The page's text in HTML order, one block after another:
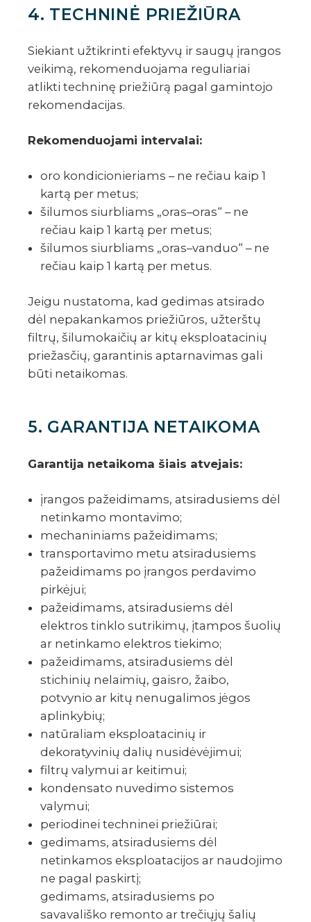
4. TECHNINĖ PRIEŽIŪRA
Siekiant užtikrinti efektyvų ir saugų įrangos
veikimą, rekomenduojama reguliariai
atlikti techninę priežiūrą pagal gamintojo
rekomendacijas.
Rekomenduojami intervalai:
oro kondicionieriams – ne rečiau kaip 1
kartą per metus;
šilumos siurbliams „oras–oras“ – ne
rečiau kaip 1 kartą per metus;
šilumos siurbliams „oras–vanduo“ – ne
rečiau kaip 1 kartą per metus.
Jeigu nustatoma, kad gedimas atsirado
dėl nepakankamos priežiūros, užterštų
filtrų, šilumokaičių ar kitų eksploatacinių
priežasčių, garantinis aptarnavimas gali
būti netaikomas.
5. GARANTIJA NETAIKOMA
Garantija netaikoma šiais atvejais:
įrangos pažeidimams, atsiradusiems dėl
netinkamo montavimo;
mechaniniams pažeidimams;
transportavimo metu atsiradusiems
pažeidimams po įrangos perdavimo
pirkėjui;
pažeidimams, atsiradusiems dėl
elektros tinklo sutrikimų, įtampos šuolių
ar netinkamo elektros tiekimo;
pažeidimams, atsiradusiems dėl
stichinių nelaimių, gaisro, žaibo,
potvynio ar kitų nenugalimos jėgos
aplinkybių;
natūraliam eksploatacinių ir
dekoratyvinių dalių nusidėvėjimui;
filtrų valymui ar keitimui;
kondensato nuvedimo sistemos
valymui;
periodinei techninei priežiūrai;
gedimams, atsiradusiems dėl
netinkamos eksploatacijos ar naudojimo
ne pagal paskirtį;
gedimams, atsiradusiems po
savavališko remonto ar trečiųjų šalių